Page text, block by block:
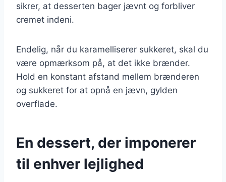
sikrer, at desserten bager jævnt og forbliver
cremet indeni.
Endelig, når du karamelliserer sukkeret, skal du
være opmærksom på, at det ikke brænder.
Hold en konstant afstand mellem brænderen
og sukkeret for at opnå en jævn, gylden
overflade.
En dessert, der imponerer
til enhver lejlighed